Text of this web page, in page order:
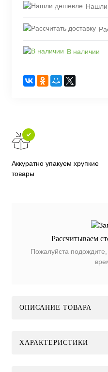
В наличии
Аккуратно упакуем хрупкие
товары
Рассчитываем
Пожалуйста
ОПИСАНИЕ ТОВАРА
ХАРАКТЕРИСТИКИ